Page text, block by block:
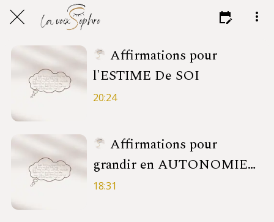
Affirmations pour
l'ESTIME De SOI
20:24
Affirmations pour
grandir en AUTONOMIE
intérieure
18:31